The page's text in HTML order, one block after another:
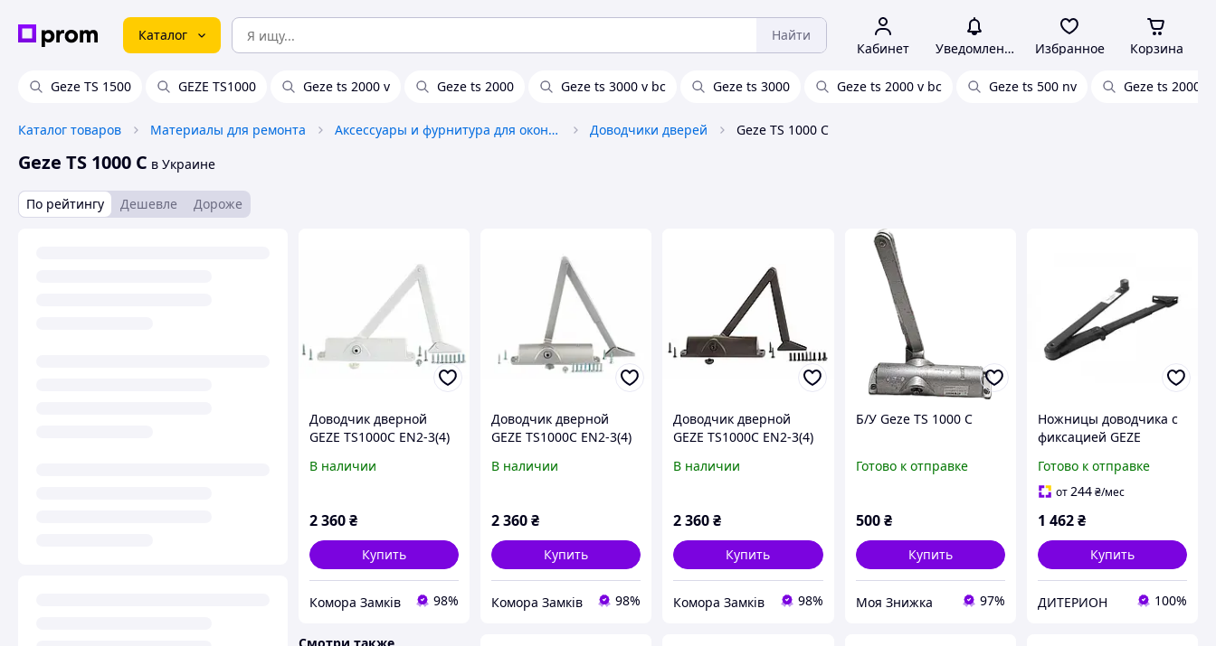
Каталог Найти
Кабинет Уведомления Избранное Корзина
Geze TS 1500 GEZE TS1000 Geze ts 2000 v Geze ts 2000 Geze ts 3000 v bc Geze ts 3000 Geze ts 2000 v bc Geze ts 500 nv Geze ts 2000
Каталог товаров Материалы для ремонта Аксессуары и фурнитура для окон и дверей Доводчики дверей Geze TS 1000 C
Geze TS 1000 C в Украине
По рейтингу Дешевле Дороже
Доводчик дверной
GEZE TS1000C EN2-3(4)
В наличии
2 360₴
Купить
Комора Замків 98%
Доводчик дверной
GEZE TS1000C EN2-3(4)
В наличии
2 360₴
Купить
Комора Замків 98%
Доводчик дверной
GEZE TS1000C EN2-3(4)
В наличии
2 360₴
Купить
Комора Замків 98%
Б/У Geze TS 1000 C
Готово к отправке
500 ₴
Купить
Моя Знижка 97%
Ножницы доводчика с
фиксацией GEZE
коричневый
Готово к отправке
от244₴/мес
1 462₴
Купить
ДИТЕРИОН 100%